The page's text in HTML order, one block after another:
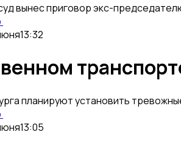
вынес приговор экс-
13:32
планируют установить
13:05